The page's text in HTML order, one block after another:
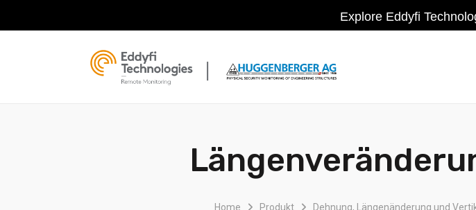
Explore Eddyfi
Home Produkt Dehnung, Längenänderung und